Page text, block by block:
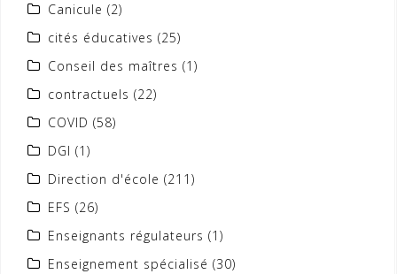
Canicule (2)
cités éducatives (25)
Conseil des maîtres (1)
contractuels (22)
COVID (58)
DGI (1)
Direction d'école (211)
EFS (26)
Enseignants régulateurs (1)
Enseignement spécialisé (30)